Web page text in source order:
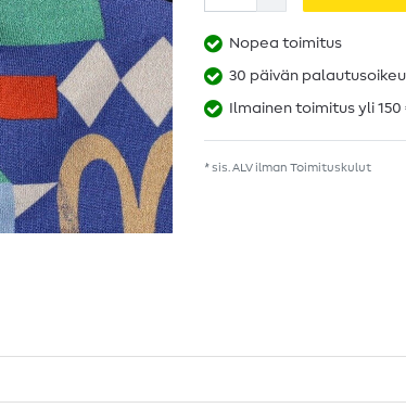
Nopea toimitus
30 päivän
Ilmainen toimitus yli
* sis. ALV ilman Toimituskulut